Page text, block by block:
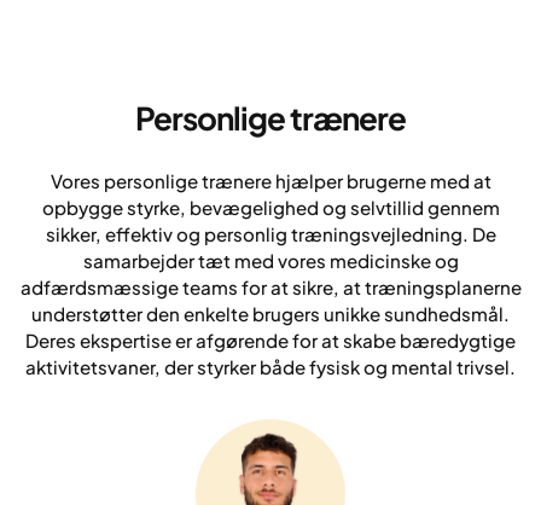
Personlige trænere
Vores personlige trænere hjælper brugerne med at
opbygge styrke, bevægelighed og selvtillid gennem
sikker, effektiv og personlig træningsvejledning. De
samarbejder tæt med vores medicinske og
adfærdsmæssige teams for at sikre, at træningsplanerne
understøtter den enkelte brugers unikke sundhedsmål.
Deres ekspertise er afgørende for at skabe bæredygtige
aktivitetsvaner, der styrker både fysisk og mental trivsel.